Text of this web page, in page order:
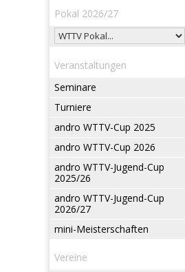
Pokal 2026/27
Veranstaltungen
Seminare
Turniere
andro WTTV-Cup 2025
andro WTTV-Cup 2026
andro WTTV-Jugend-Cup
2025/26
andro WTTV-Jugend-Cup
2026/27
mini-Meisterschaften
Vereine